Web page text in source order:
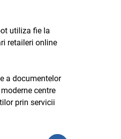
utiliza fie la
retaileri online
a documentelor
centre
prin servicii